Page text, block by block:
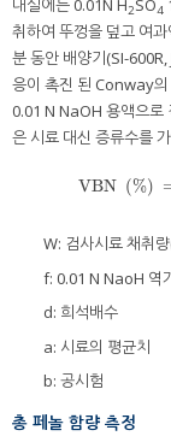
내실에는 0.01N H2SO4
취하여 뚜껑을 덮고 여
분 동안 배양기(SI-
응이 촉진 된 Conway
0.01 N NaOH 용액으로
은 시료 대신 증류수를
VBN (%)
W: 검사시료 채취
f: 0.01 N NaoH 역
d: 희석배수
a: 시료의 평균치
b: 공시험
총 페놀 함량 측정